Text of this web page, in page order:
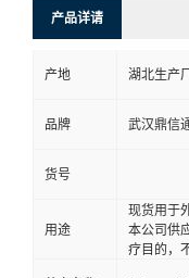
产品详请
产地 湖北生产
品牌 武汉鼎信
货号
用途
现货用于
本公司供
疗目的，